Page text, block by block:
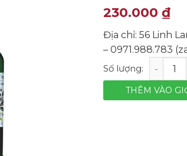
5
230.000₫
Địa chỉ: 56 Linh
– 0971.988.783
Sirô Bạc hà xanh
THÊM VÀO